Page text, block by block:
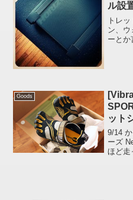
ル設
トレ
ン、
ーとか
Goods
ット
9/14
ーズ
ほど走